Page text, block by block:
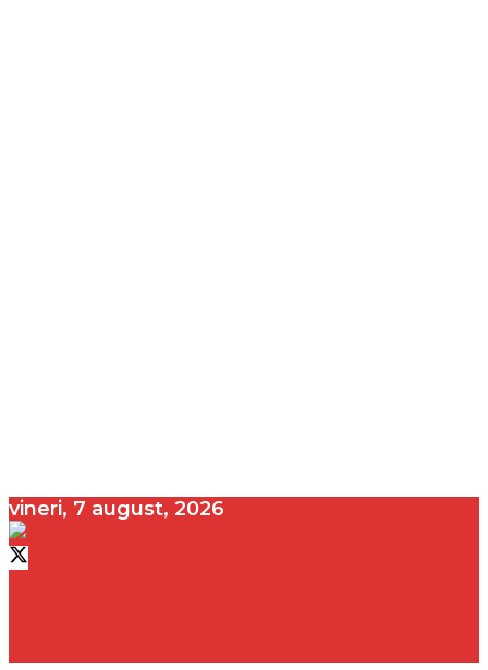
vineri, 7 august, 2026